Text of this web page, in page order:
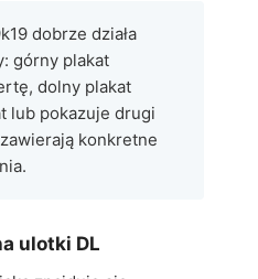
dobrze działa
górny plakat
dolny plakat
lub pokazuje drugi
konkretne
ulotki DL